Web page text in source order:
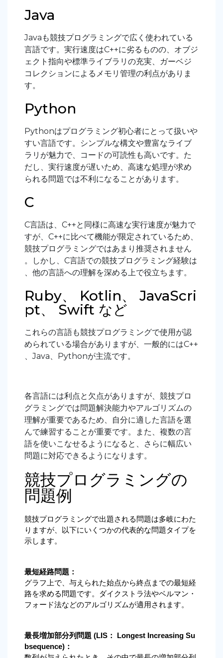
Java
Javaも競技プログラミングで広く使われている
言語です。実行速度はC++に劣るものの、オブジ
ェクト指向や標準ライブラリの充実、ガーベジ
コレクションによるメモリ管理の利点がありま
す。
Python
Pythonはプログラミング初心者にとって扱いや
すい言語です。シンプルな構文や豊富なライブ
ラリが魅力で、コードの可読性も高いです。た
だし、実行速度が遅いため、高速な処理が求め
られる問題では不利になることがあります。
C
C言語は、C++と同様に高速な実行速度が魅力で
すが、C++に比べて機能が限定されているため、
競技プログラミングではあまり推奨されません
。しかし、C言語での競技プログラミング経験は
、他の言語への理解を深める上で役立ちます。
Ruby、 Kotlin、 JavaScri
pt、 Swift など
これらの言語も競技プログラミングで使用が認
められている場合がありますが、一般的にはC++
、Java、Pythonが主流です。
各言語には利点と欠点がありますが、競技プロ
グラミングでは問題解決能力やアルゴリズムの
理解が重要であるため、自分に適した言語を選
んで練習することが重要です。また、複数の言
語を使いこなせるようになると、さらに幅広い
問題に対応できるようになります。
競技プログラミングの
問題例
競技プログラミングで出題される問題は多岐にわた
りますが、以下にいくつかの代表的な問題タイプを
示します。
最短経路問題：
グラフ上で、与えられた始点から終点までの最短経
路を求める問題です。ダイクストラ法やベルマン・
フォード法などのアルゴリズムが適用されます。
最長増加部分列問題 (LIS： Longest Increasing Su
bsequence)：